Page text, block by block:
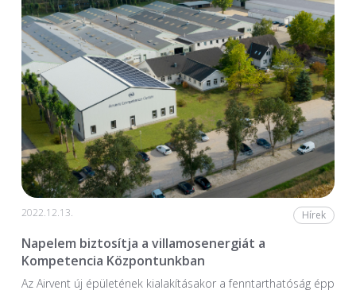
2022.12.13. Hírek
Napelem biztosítja a villamosenergiát a
Kompetencia Központunkban
Az Airvent új épületének kialakításakor a fenntarthatóság épp